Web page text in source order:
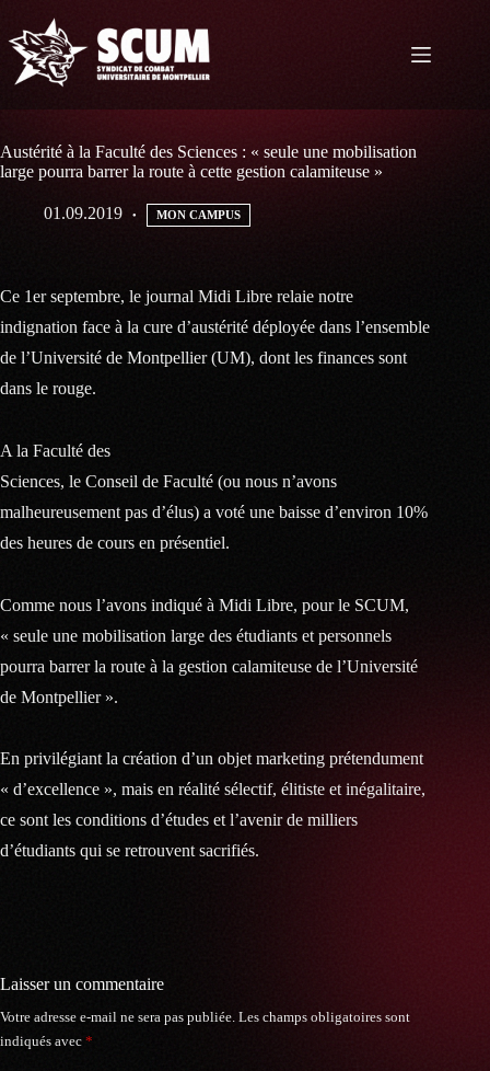
contenu
Austérité à la Faculté des Sciences : « seule une mobilisation
large pourra barrer la route à cette gestion calamiteuse »
01.09.2019 MON CAMPUS
Ce 1er septembre, le journal Midi Libre relaie notre
indignation face à la cure d’austérité déployée dans l’ensemble
de l’Université de Montpellier (UM), dont les finances sont
dans le rouge.
A la Faculté des
Sciences, le Conseil de Faculté (ou nous n’avons
malheureusement pas d’élus) a voté une baisse d’environ 10%
des heures de cours en présentiel.
Comme nous l’avons indiqué à Midi Libre, pour le SCUM,
« seule une mobilisation large des étudiants et personnels
pourra barrer la route à la gestion calamiteuse de l’Université
de Montpellier ».
En privilégiant la création d’un objet marketing prétendument
« d’excellence », mais en réalité sélectif, élitiste et inégalitaire,
ce sont les conditions d’études et l’avenir de milliers
d’étudiants qui se retrouvent sacrifiés.
Laisser un commentaire
Votre adresse e-mail ne sera pas publiée. Les champs obligatoires sont
indiqués avec *